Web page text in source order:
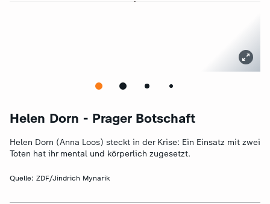
Helen Dorn - Prager Botschaft
Helen Dorn (Anna Loos) steckt in der Krise: Ein Einsatz mit zwei
Toten hat ihr mental und körperlich zugesetzt.
Quelle: ZDF/Jindrich Mynarik